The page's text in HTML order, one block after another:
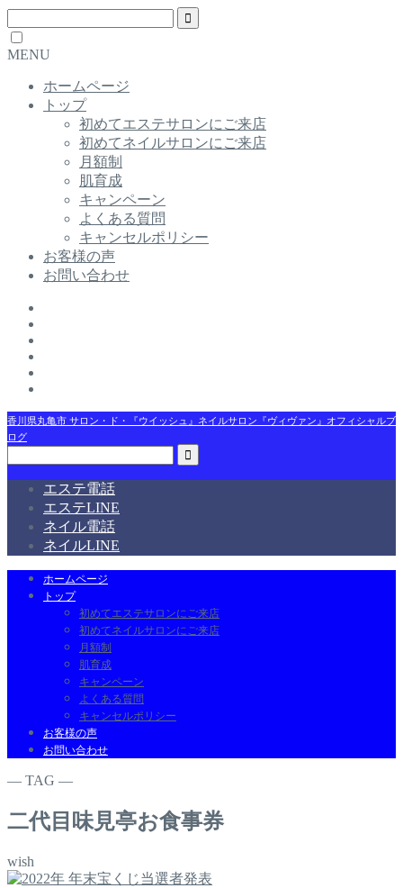
MENU
ホームページ
トップ
初めてエステサロンにご来店
初めてネイルサロンにご来店
月額制
肌育成
キャンペーン
よくある質問
キャンセルポリシー
お客様の声
お問い合わせ
香川県丸亀市 サロン・ド・『ウイッシュ』ネイルサロン『ヴィヴァン』オフィシャルブ
ログ
エステ電話
エステLINE
ネイル電話
ネイルLINE
ホームページ
トップ
初めてエステサロンにご来店
初めてネイルサロンにご来店
月額制
肌育成
キャンペーン
よくある質問
キャンセルポリシー
お客様の声
お問い合わせ
― TAG ―
二代目味見亭お食事券
wish